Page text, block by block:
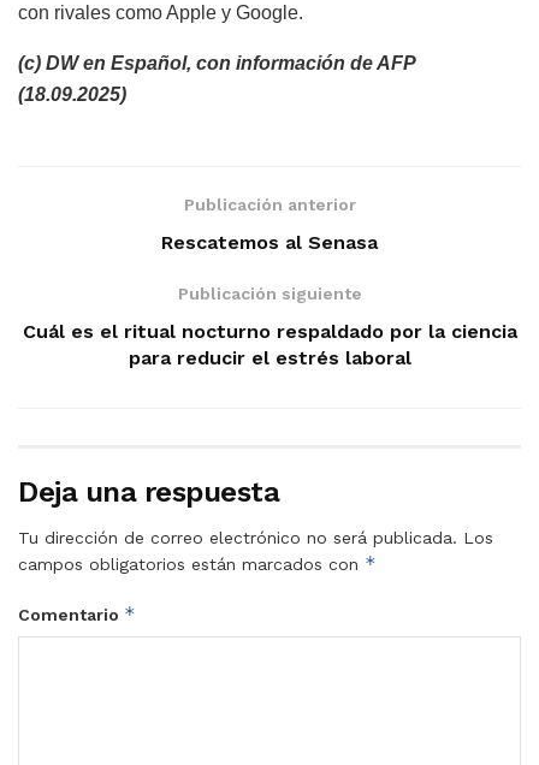
con rivales como Apple y Google.
(c) DW en Español, con información de AFP
(18.09.2025)
Publicación anterior
Rescatemos al Senasa
Publicación siguiente
Cuál es el ritual nocturno respaldado por la ciencia
para reducir el estrés laboral
Deja una respuesta
Tu dirección de correo electrónico no será publicada. Los
campos obligatorios están marcados con *
Comentario *